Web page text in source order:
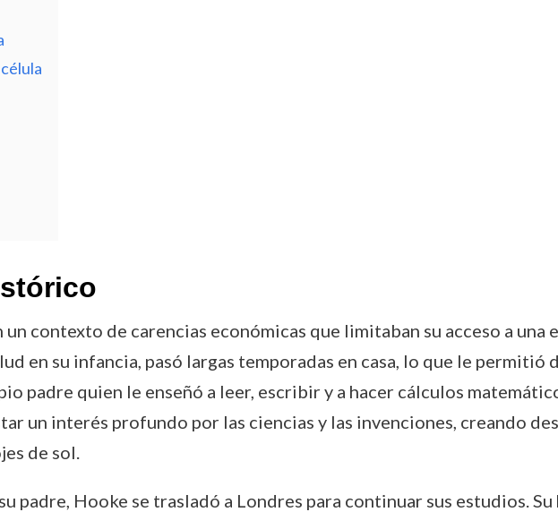
contexto de carencias económicas que limitaban su acceso a una
en su infancia, pasó largas temporadas en casa, lo que le permitió
padre quien le enseñó a leer, escribir y a hacer cálculos
un interés profundo por las ciencias y las invenciones, creando
de sol.
padre, Hooke se trasladó a Londres para continuar sus estudios.